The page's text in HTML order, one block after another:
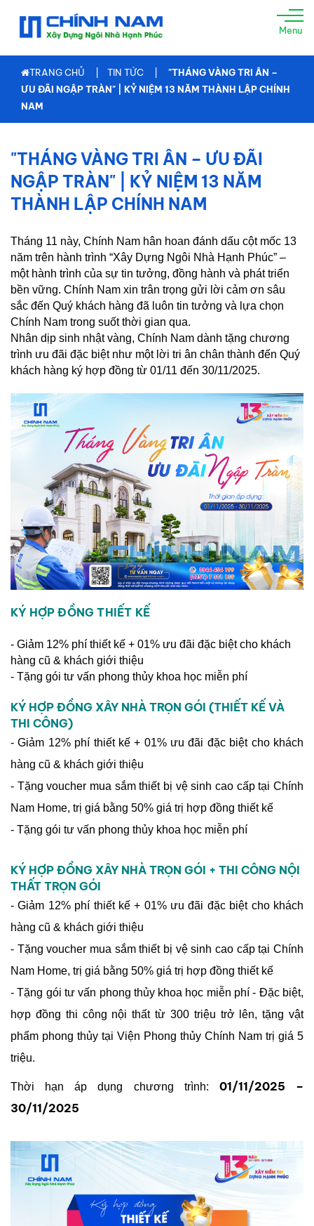
TRANG
CHỦ
GIỚI
THIỆU
XÂY
GÓI
TƯ
VẤN
THI
CÔNG
XÂY
DỰNG
Xây
Dựng
Phần
Thô
Xây
Dựng
Phần
HỖ
TRỢ
PHÁP
LÝ
DỰ
ÁN
NAM
TIN
TỨC
-
KIỆN
Tức
Mãi
NANG
NHÀ
TUYỂN
DỤNG
SÓC
KHÁCH
LIÊN
Menu
TRANG CHỦ TIN TỨC
"THÁNG VÀNG TRI ÂN –
ƯU ĐÃI NGẬP TRÀN" | KỶ NIỆM 13 NĂM THÀNH LẬP CHÍNH
NAM
"THÁNG VÀNG TRI ÂN – ƯU ĐÃI
NGẬP TRÀN" | KỶ NIỆM 13 NĂM
THÀNH LẬP CHÍNH NAM
Tháng 11 này, Chính Nam hân hoan đánh dấu cột mốc 13
năm trên hành trình “Xây Dựng Ngôi Nhà Hạnh Phúc” –
một hành trình của sự tin tưởng, đồng hành và phát triển
bền vững. Chính Nam xin trân trọng gửi lời cảm ơn sâu
sắc đến Quý khách hàng đã luôn tin tưởng và lựa chọn
Chính Nam trong suốt thời gian qua.
Nhân dịp sinh nhật vàng, Chính Nam dành tặng chương
trình ưu đãi đặc biệt như một lời tri ân chân thành đến Quý
khách hàng ký hợp đồng từ 01/11 đến 30/11/2025.
KÝ HỢP ĐỒNG THIẾT KẾ
- Giảm 12% phí thiết kế + 01% ưu đãi đặc biệt cho khách
hàng cũ & khách giới thiệu
- Tặng gói tư vấn phong thủy khoa học miễn phí
KÝ HỢP ĐỒNG XÂY NHÀ TRỌN GÓI (THIẾT KẾ VÀ
THI CÔNG)
- Giảm 12% phí thiết kế + 01% ưu đãi đặc biệt cho khách
hàng cũ & khách giới thiệu
- Tặng voucher mua sắm thiết bị vệ sinh cao cấp tại Chính
Nam Home, trị giá bằng 50% giá trị hợp đồng thiết kế
- Tặng gói tư vấn phong thủy khoa học miễn phí
KÝ HỢP ĐỒNG XÂY NHÀ TRỌN GÓI + THI CÔNG NỘI
THẤT TRỌN GÓI
- Giảm 12% phí thiết kế + 01% ưu đãi đặc biệt cho khách
hàng cũ & khách giới thiệu
- Tặng voucher mua sắm thiết bị vệ sinh cao cấp tại Chính
Nam Home, trị giá bằng 50% giá trị hợp đồng thiết kế
- Tặng gói tư vấn phong thủy khoa học miễn phí - Đặc biệt,
hợp đồng thi công nội thất từ 300 triệu trở lên, tặng vật
phẩm phong thủy tại Viện Phong thủy Chính Nam trị giá 5
triệu.
Thời hạn áp dụng chương trình: 01/11/2025 –
30/11/2025